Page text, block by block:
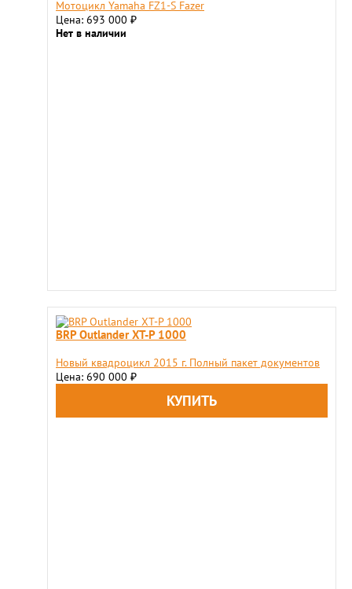
Мотоцикл Yamaha FZ1-S Fazer
Цена: 693 000 ₽
Нет в наличии
BRP Outlander XT-P 1000
Новый квадроцикл 2015 г. Полный пакет документов
Цена: 690 000 ₽